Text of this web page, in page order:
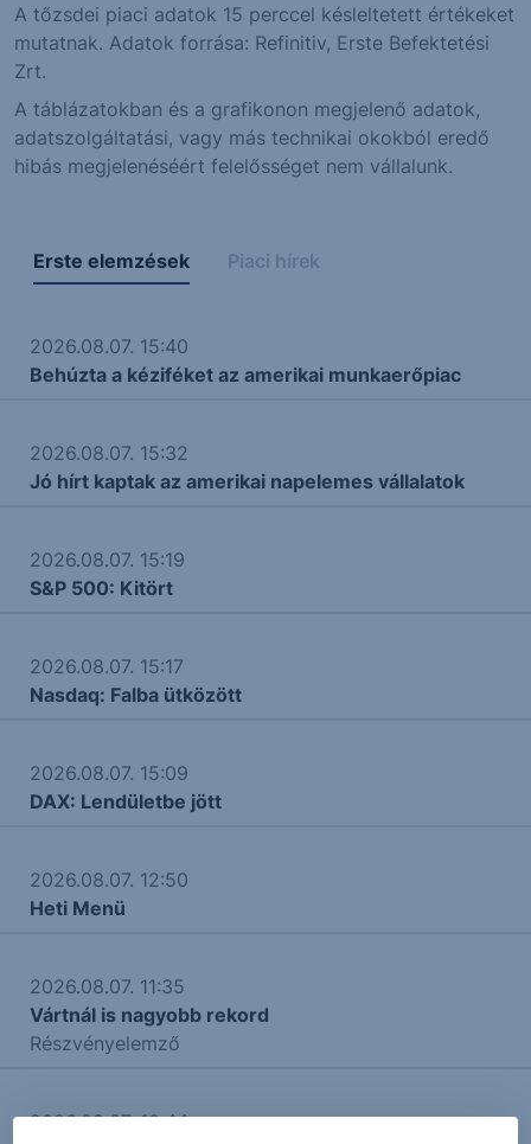
A tőzsdei piaci adatok 15 perccel késleltetett értékeket
mutatnak. Adatok forrása: Refinitiv, Erste Befektetési
Zrt.
A táblázatokban és a grafikonon megjelenő adatok,
adatszolgáltatási, vagy más technikai okokból eredő
hibás megjelenéséért felelősséget nem vállalunk.
Erste elemzések Piaci hírek
2026.08.07. 15:40
Behúzta a kéziféket az amerikai munkaerőpiac
2026.08.07. 15:32
Jó hírt kaptak az amerikai napelemes vállalatok
2026.08.07. 15:19
S&P 500: Kitört
2026.08.07. 15:17
Nasdaq: Falba ütközött
2026.08.07. 15:09
DAX: Lendületbe jött
2026.08.07. 12:50
Heti Menü
2026.08.07. 11:35
Vártnál is nagyobb rekord
Részvényelemző
2026.08.07. 10:44